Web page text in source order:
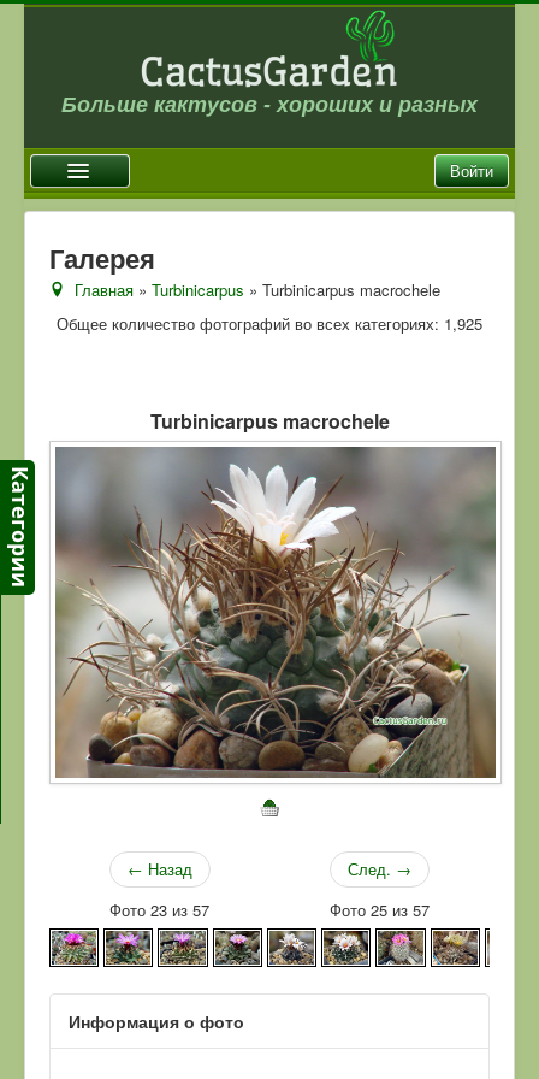
Больше кактусов - хороших и разных
Войти
Новости
Галерея
Отзывы
Контакты
Галерея
Главная »Turbinicarpus » Turbinicarpus macrochele
Общее количество фотографий во всех категориях: 1,925
Turbinicarpus macrochele
← Назад
Фото 23 из 57
След. →
Фото 25 из 57
Информация о фото